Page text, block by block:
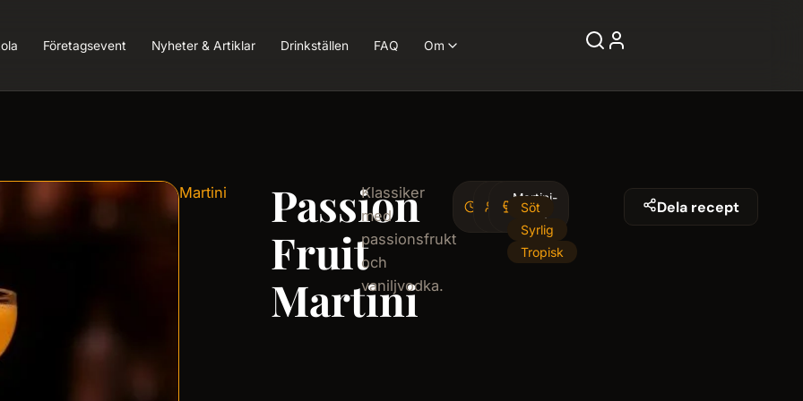
Företagsevent Nyheter & Artiklar Drinkställen FAQ Om
Martini
Passion
Fruit
Martini
Klassiker
med
passionsfrukt
och
vaniljvodka.
4
minminutes
1
serving
Martini-
glas
Söt
Syrlig
Tropisk
Dela recept